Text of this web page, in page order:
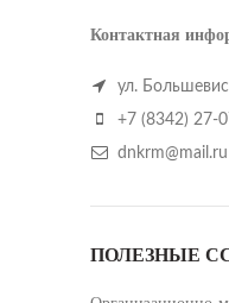
Контактная
ул.
+7 (8342) 27-
dnkrm@mail.ru
ПОЛЕЗНЫЕ